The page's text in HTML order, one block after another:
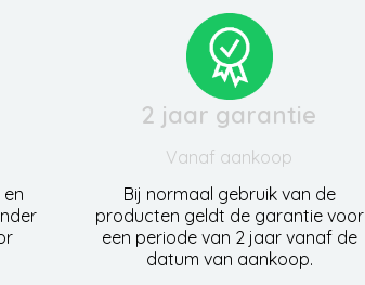
2 jaar garantie
Vanaf aankoop
Bij normaal gebruik van de
producten geldt de garantie voor
een periode van 2 jaar vanaf de
datum van aankoop.